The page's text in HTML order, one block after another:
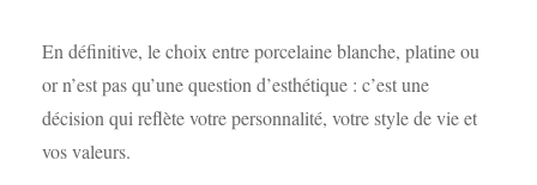
En définitive, le choix entre porcelaine blanche, platine ou
or n’est pas qu’une question d’esthétique : c’est une
décision qui reflète votre personnalité, votre style de vie et
vos valeurs.